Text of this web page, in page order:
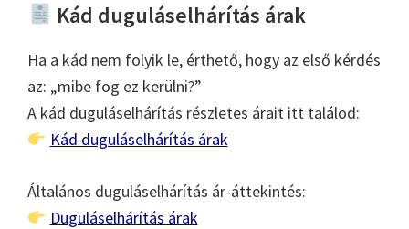
Kád duguláselhárítás árak
Ha a kád nem folyik le, érthető, hogy az első kérdés
az: „mibe fog ez kerülni?”
A kád duguláselhárítás részletes árait itt találod:
Kád duguláselhárítás árak
Általános duguláselhárítás ár-áttekintés:
Duguláselhárítás árak